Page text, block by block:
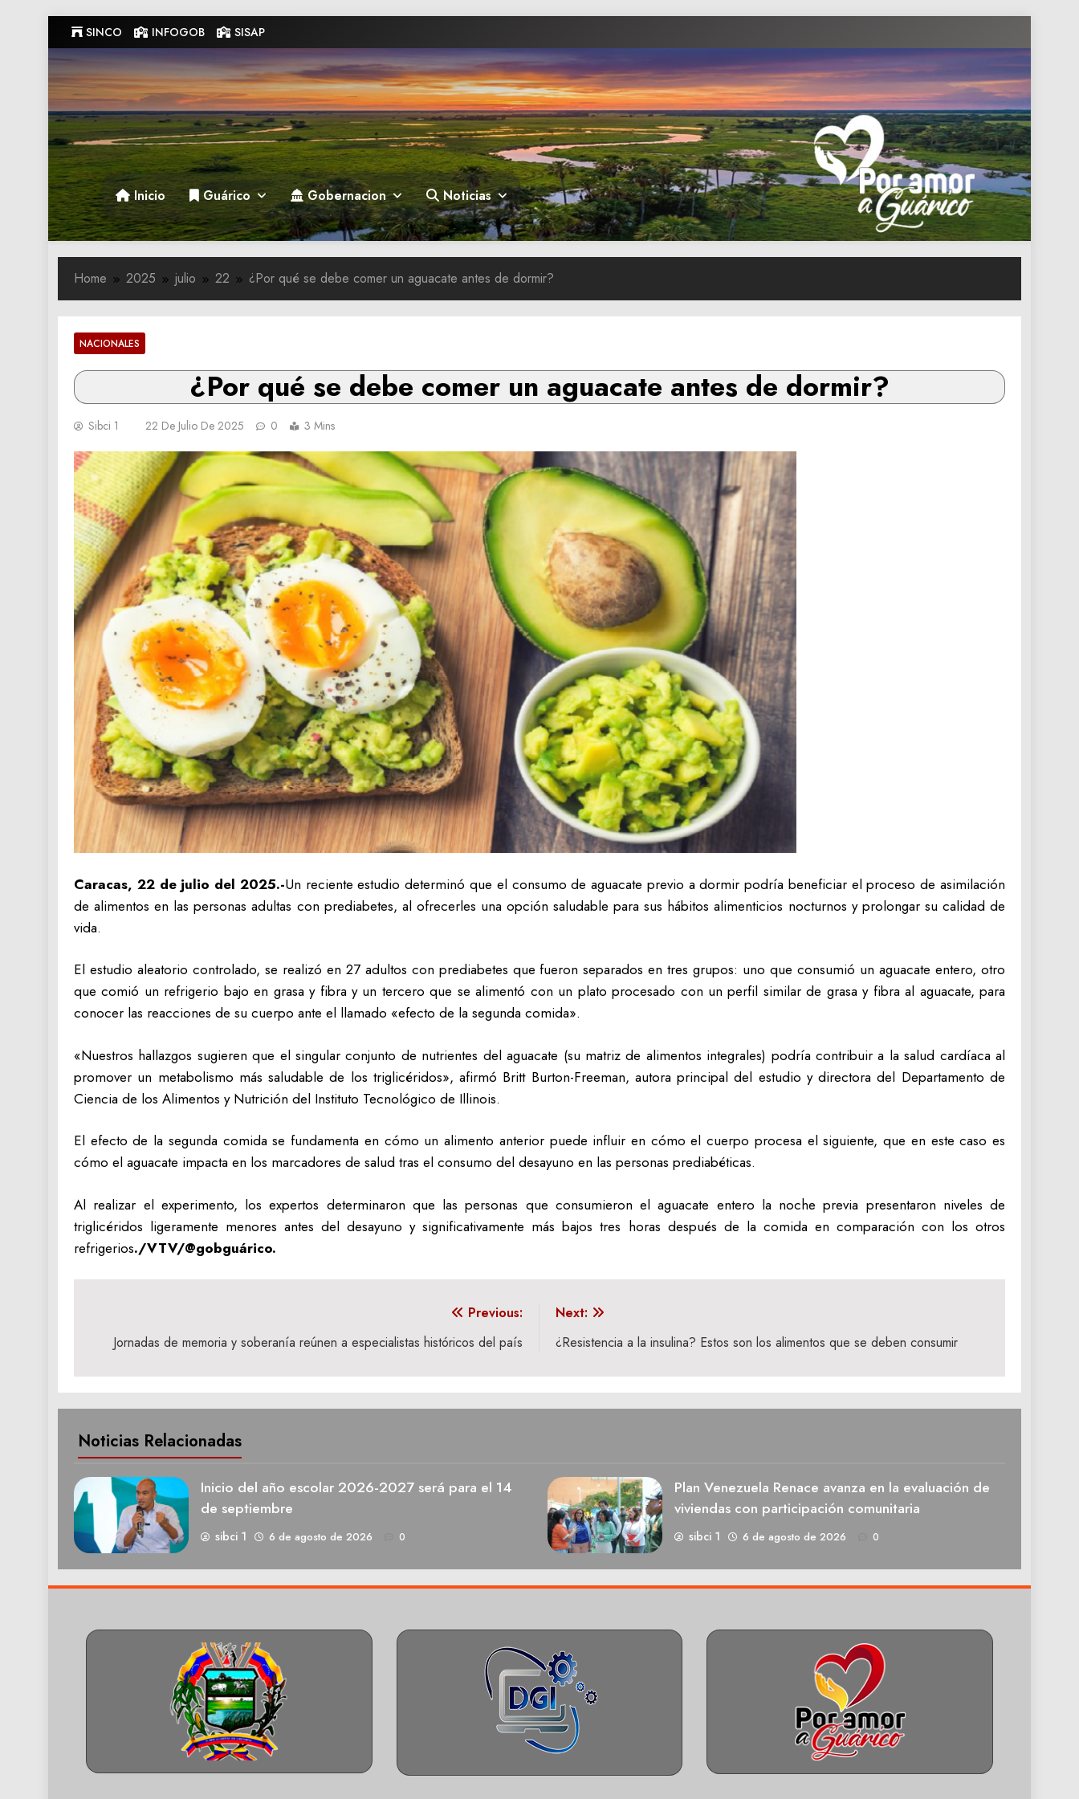
to
content
SINCO INFOGOB SISAP
Gobernacion de Guarico
Gobernacion de Guarico
Inicio Guárico Gobernacion Noticias
Home 2025 julio 22 ¿Por qué se debe comer un aguacate antes de dormir?
NACIONALES
¿Por qué se debe comer un aguacate antes de dormir?
Sibci 1 22 De Julio De 2025 0 3 Mins
Caracas, 22 de julio del 2025.-Un reciente estudio determinó que el consumo de aguacate previo a dormir podría beneficiar el proceso de asimilación
de alimentos en las personas adultas con prediabetes, al ofrecerles una opción saludable para sus hábitos alimenticios nocturnos y prolongar su calidad de
vida.
El estudio aleatorio controlado, se realizó en 27 adultos con prediabetes que fueron separados en tres grupos: uno que consumió un aguacate entero, otro
que comió un refrigerio bajo en grasa y fibra y un tercero que se alimentó con un plato procesado con un perfil similar de grasa y fibra al aguacate, para
conocer las reacciones de su cuerpo ante el llamado «efecto de la segunda comida».
«Nuestros hallazgos sugieren que el singular conjunto de nutrientes del aguacate (su matriz de alimentos integrales) podría contribuir a la salud cardíaca al
promover un metabolismo más saludable de los triglicéridos», afirmó Britt Burton-Freeman, autora principal del estudio y directora del Departamento de
Ciencia de los Alimentos y Nutrición del Instituto Tecnológico de Illinois.
El efecto de la segunda comida se fundamenta en cómo un alimento anterior puede influir en cómo el cuerpo procesa el siguiente, que en este caso es
cómo el aguacate impacta en los marcadores de salud tras el consumo del desayuno en las personas prediabéticas.
Al realizar el experimento, los expertos determinaron que las personas que consumieron el aguacate entero la noche previa presentaron niveles de
triglicéridos ligeramente menores antes del desayuno y significativamente más bajos tres horas después de la comida en comparación con los otros
refrigerios./VTV/@gobguárico.
entradas
Previous:
Jornadas de memoria y soberanía reúnen a especialistas históricos del país
Next:
¿Resistencia a la insulina? Estos son los alimentos que se deben consumir
Noticias Relacionadas
Inicio del año escolar 2026-2027 será para el 14
de septiembre
sibci 1 6 de agosto de 2026 0
Plan Venezuela Renace avanza en la evaluación de
viviendas con participación comunitaria
sibci 1 6 de agosto de 2026 0